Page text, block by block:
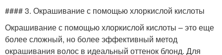
#### 3. Окрашивание с помощью хлоркислой кислоты
Окрашивание с помощью хлоркислой кислоты – это еще
более сложный, но более эффективный метод
окрашивания волос в идеальный оттенок блонд. Для